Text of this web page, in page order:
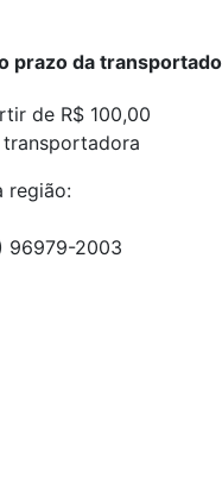
da
de R$ 100,00
região:
96979-2003